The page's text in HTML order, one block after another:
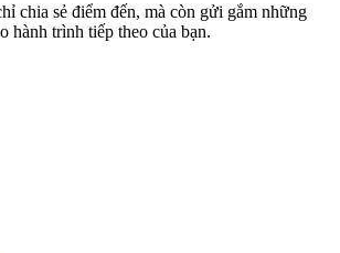
chia sẻ điểm đến, mà còn gửi gắm những
hành trình tiếp theo của bạn.